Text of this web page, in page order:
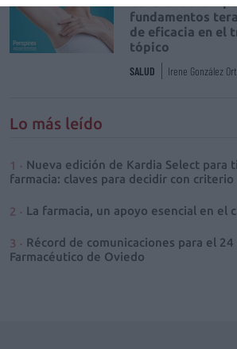
fundamentos
de eficacia en el
tópico
SALUD Irene González
Lo más leído
Nueva edición de Kardia Select para
farmacia: claves para decidir con criterio
La farmacia, un apoyo esencial en el
Récord de comunicaciones para el
Farmacéutico de Oviedo